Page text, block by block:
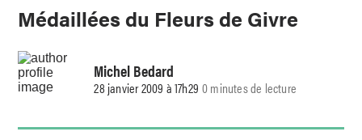
Médaillées du Fleurs de Givre
Michel Bedard
28 janvier 2009 à 17h29 0 minutes de lecture